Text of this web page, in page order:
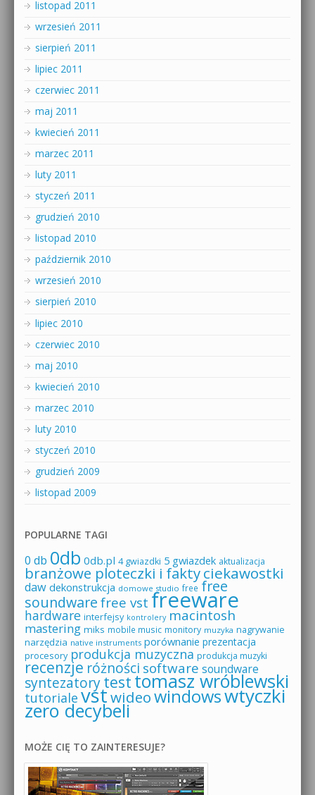
listopad 2011
wrzesień 2011
sierpień 2011
lipiec 2011
czerwiec 2011
maj 2011
kwiecień 2011
marzec 2011
luty 2011
styczeń 2011
grudzień 2010
listopad 2010
październik 2010
wrzesień 2010
sierpień 2010
lipiec 2010
czerwiec 2010
maj 2010
kwiecień 2010
marzec 2010
luty 2010
styczeń 2010
grudzień 2009
listopad 2009
POPULARNE TAGI
0 db 0db 0db.pl 4 gwiazdki 5 gwiazdek aktualizacja
branżowe ploteczki i faktyciekawostki
daw dekonstrukcja domowe studio free free
soundware free vst freeware
hardware interfejsy kontrolery macintosh
mastering miks mobile music monitory muzyka nagrywanie
narzędzia native instruments porównanie prezentacja
procesory produkcja muzyczna produkcja muzyki
recenzje różności software soundware
syntezatorytesttomasz wróblewski
tutoriale vstwideowindowswtyczki
zero decybeli
MOŻE CIĘ TO ZAINTERESUJE?